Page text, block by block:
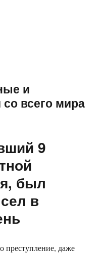
и
всего мира
9
был
в
преступление, даже